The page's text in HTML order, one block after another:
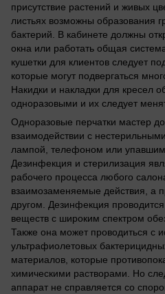
присутствие растений и живых
листьях возможны образования
бактерий. В кабинете должны
окна или работать общая
кушетки для клиентов следует
которые могут подвергаться
Накидки и накладки для кресел
одноразовыми и их следует
Одноразовые перчатки мастер
взаимодействии с
лампой, телефоном или
Дезинфекция и стерилизация
рабочего процесса любого
взаимозаменяемые действия, а
другом. Дезинфекция
веществ с широким спектром
Также она может проводиться с
ультрафиолетовых
материалов, которые
химическими растворами. Но
аппарат не справляется со